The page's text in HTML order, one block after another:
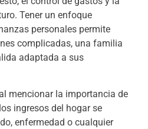
Tener un enfoque
personales permite
complicadas, una familia
adaptada a sus
mencionar la importancia de
ingresos del hogar se
enfermedad o cualquier